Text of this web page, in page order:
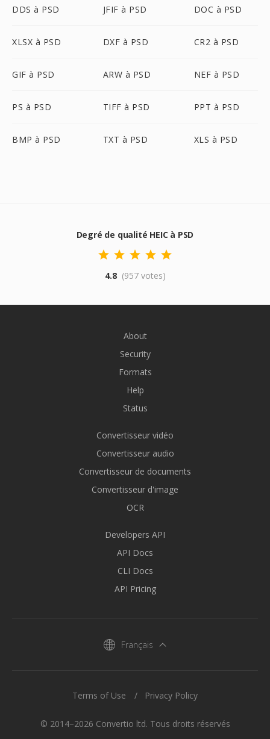
DDS à PSD JFIF à PSD DOC à PSD
XLSX à PSD DXF à PSD CR2 à PSD
GIF à PSD ARW à PSD NEF à PSD
PS à PSD TIFF à PSD PPT à PSD
BMP à PSD TXT à PSD XLS à PSD
Degré de qualité HEIC à PSD
4.8 (957 votes)
About
Security
Formats
Help
Status
Convertisseur vidéo
Convertisseur audio
Convertisseur de documents
Convertisseur d'image
OCR
Developers API
API Docs
CLI Docs
API Pricing
Français
© 2014–2026 Convertio ltd. Tous droits réservés
Terms of Use Privacy Policy